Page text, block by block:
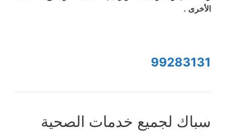
الأخرى .
99283131
سباك لجميع خدمات الصحية